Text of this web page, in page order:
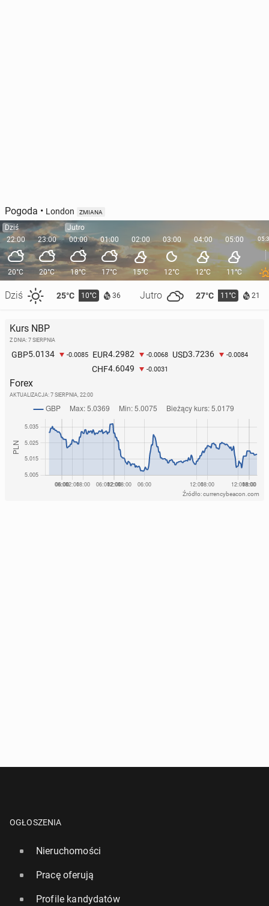
Pogoda • London ZMIANA
Dziś
22:00
20°C
Dziś 25°C 10°C 36 Jutro 27°C 11°C 21
23:00
20°C
Jutro
00:00
18°C
01:00
17°C
02:00
15°C
03:00
12°C
04:00
12°C
05:00
11°C
Kurs NBP
Z DNIA: 7 SIERPNIA
GBP5.0134 -0.0085 EUR4.2982 -0.0068 USD3.7236 -0.0084
CHF4.6049 -0.0031
Forex
AKTUALIZACJA: 7 SIERPNIA, 22:00
Źródło: currencybeacon.com
OGŁOSZENIA
Nieruchomości
Pracę oferują
Profile kandydatów